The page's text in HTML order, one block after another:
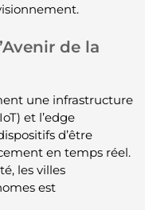
de la
une infrastructure
et l’edge
d’être
en temps réel.
les villes
est